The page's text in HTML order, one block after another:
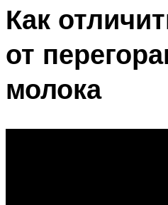
Как
от
молока